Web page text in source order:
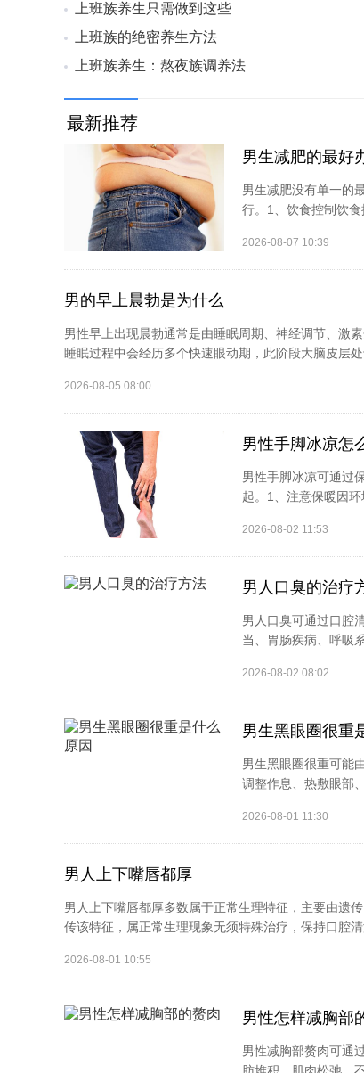
上班族养生只需做到这些
上班族的绝密养生方法
上班族养生：熬夜族调养法
最新推荐
男生减肥的最好
男生减肥没有单一的
行。1、饮食控制饮
2026-08-07 10:39
男的早上晨勃是为什么
男性早上出现晨勃通常是由睡眠周期、神经调节、激
睡眠过程中会经历多个快速眼动期，此阶段大脑皮层
2026-08-05 08:00
男性手脚冰凉怎
男性手脚冰凉可通过
起。1、注意保暖因
2026-08-02 11:53
男人口臭的治疗
男人口臭可通过口腔
当、胃肠疾病、呼吸
2026-08-02 08:02
男生黑眼圈很重
男生黑眼圈很重可能
调整作息、热敷眼部
2026-08-01 11:30
男人上下嘴唇都厚
男人上下嘴唇都厚多数属于正常生理特征，主要由遗
传该特征，属正常生理现象无须特殊治疗，保持口腔
2026-08-01 10:55
男性怎样减胸部
男性减胸部赘肉可通